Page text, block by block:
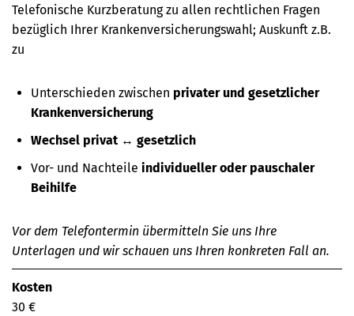
Telefonische Kurzberatung zu allen rechtlichen Fragen
bezüglich Ihrer Krankenversicherungswahl; Auskunft z.B.
zu
Unterschieden zwischen privater und gesetzlicher
Krankenversicherung
Wechsel privat ↔ gesetzlich
Vor- und Nachteile individueller oder pauschaler
Beihilfe
Vor dem Telefontermin übermitteln Sie uns Ihre
Unterlagen und wir schauen uns Ihren konkreten Fall an.
Kosten
30 €